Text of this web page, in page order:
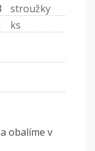
stroužky
ks
obalíme v